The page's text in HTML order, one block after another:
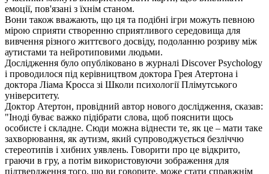
емоції, пов'язані з їхнім станом.
Вони також вважають, що ця та подібні ігри можуть певною
мірою сприяти створенню сприятливого середовища для
вивчення різного життєвого досвіду, подоланню розриву між
аутистами та нейротиповими людьми.
Дослідження було опубліковано в журналі Discover Psychology
і проводилося під керівництвом доктора Грея Атертона і
доктора Ліама Кросса зі Школи психології Плімутського
університету.
Доктор Атертон, провідний автор нового дослідження, сказав:
"Іноді буває важко підібрати слова, щоб пояснити щось
особисте і складне. Сюди можна віднести те, як це – мати таке
захворювання, як аутизм, який супроводжується безліччю
стереотипів і хибних уявлень. Говорити про це відкрито,
граючи в гру, а потім використовуючи зображення для
підтвердження того, що ви говорите, може стати справжнім